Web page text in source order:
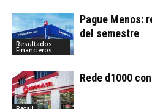
Resultados
Financieros
Pague Menos:
del semestre
Rede d1000